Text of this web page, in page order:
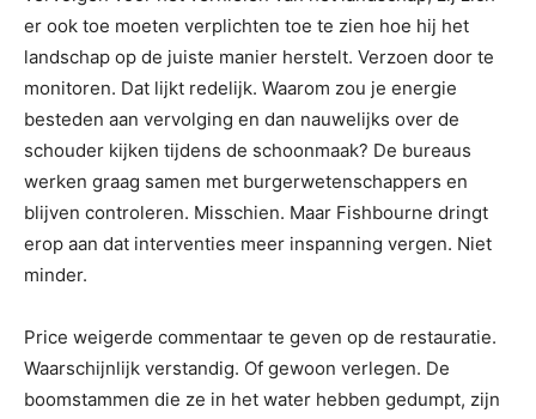
er ook toe moeten verplichten toe te zien hoe hij het
landschap op de juiste manier herstelt. Verzoen door te
monitoren. Dat lijkt redelijk. Waarom zou je energie
besteden aan vervolging en dan nauwelijks over de
schouder kijken tijdens de schoonmaak? De bureaus
werken graag samen met burgerwetenschappers en
blijven controleren. Misschien. Maar Fishbourne dringt
erop aan dat interventies meer inspanning vergen. Niet
minder.
Price weigerde commentaar te geven op de restauratie.
Waarschijnlijk verstandig. Of gewoon verlegen. De
boomstammen die ze in het water hebben gedumpt, zijn